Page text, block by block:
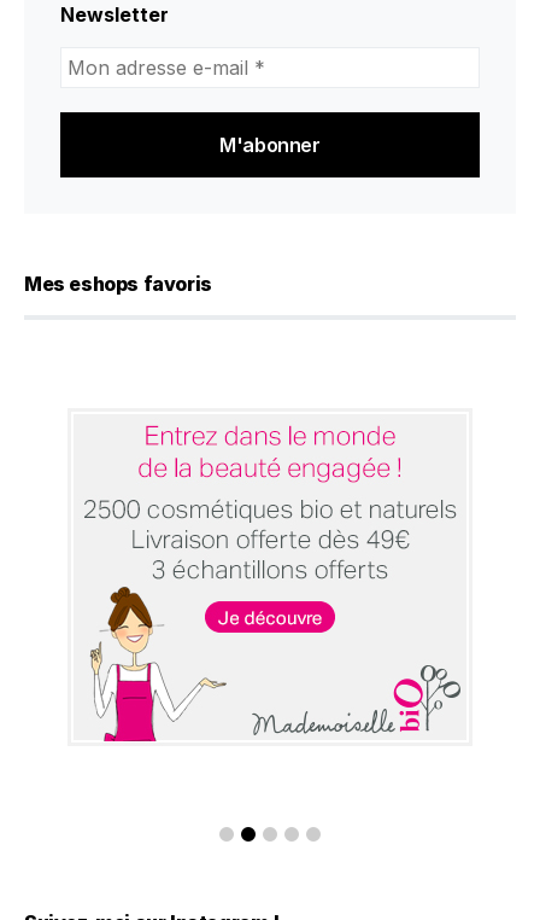
Newsletter
adresse
mail
Mes eshops favoris